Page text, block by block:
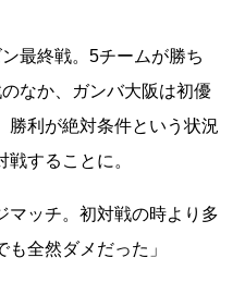
最終戦。5チームが勝ち
なか、ガンバ大阪は初優
勝利が絶対条件という状況
することに。
マッチ。初対戦の時より多
全然ダメだった」